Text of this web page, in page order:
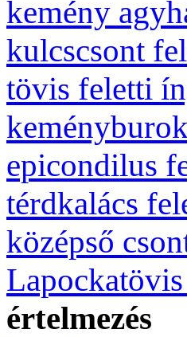
kemény
kulcscsont
tövis feletti
epicondilus
térdkalács
középső
értelmezés